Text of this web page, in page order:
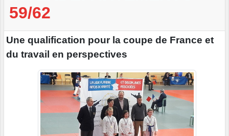
59/62
Une qualification pour la coupe de France et
du travail en perspectives